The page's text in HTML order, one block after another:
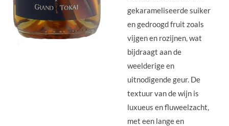
gekarameliseerde suiker
en gedroogd fruit zoals
vijgen en rozijnen, wat
bijdraagt ​​aan de
weelderige en
uitnodigende geur. De
textuur van de wijn is
luxueus en fluweelzacht,
met een lange en